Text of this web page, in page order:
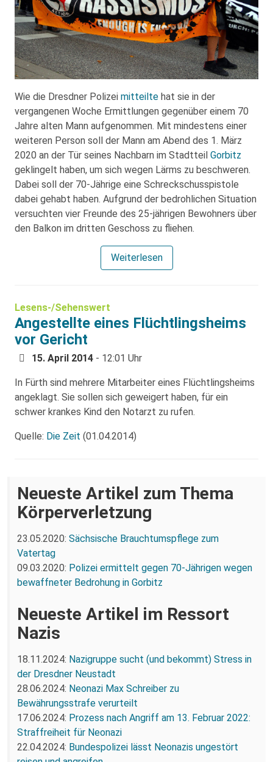
Wie die Dresdner Polizei mitteilte hat sie in der
vergangenen Woche Ermittlungen gegenüber einem 70
Jahre alten Mann aufgenommen. Mit mindestens einer
weiteren Person soll der Mann am Abend des 1. März
2020 an der Tür seines Nachbarn im Stadtteil Gorbitz
geklingelt haben, um sich wegen Lärms zu beschweren.
Dabei soll der 70-Jährige eine Schreckschusspistole
dabei gehabt haben. Aufgrund der bedrohlichen Situation
versuchten vier Freunde des 25-jährigen Bewohners über
den Balkon im dritten Geschoss zu fliehen.
Weiterlesen
Lesens-/Sehenswert
Angestellte eines Flüchtlingsheims
vor Gericht
15. April 2014 - 12:01 Uhr
In Fürth sind mehrere Mitarbeiter eines Flüchtlingsheims
angeklagt. Sie sollen sich geweigert haben, für ein
schwer krankes Kind den Notarzt zu rufen.
Quelle: Die Zeit (01.04.2014)
Neueste Artikel zum Thema
Körperverletzung
23.05.2020: Sächsische Brauchtumspflege zum
Vatertag
09.03.2020: Polizei ermittelt gegen 70-Jährigen wegen
bewaffneter Bedrohung in Gorbitz
Neueste Artikel im Ressort
Nazis
18.11.2024: Nazigruppe sucht (und bekommt) Stress in
der Dresdner Neustadt
28.06.2024: Neonazi Max Schreiber zu
Bewährungsstrafe verurteilt
17.06.2024: Prozess nach Angriff am 13. Februar 2022:
Straffreiheit für Neonazi
22.04.2024: Bundespolizei lässt Neonazis ungestört